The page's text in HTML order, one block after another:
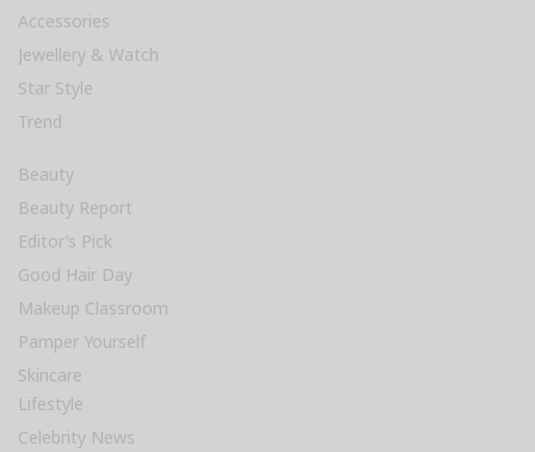
Accessories
Jewellery & Watch
Star Style
Trend
Beauty
Beauty Report
Editor’s Pick
Good Hair Day
Makeup Classroom
Pamper Yourself
Skincare
Lifestyle
Celebrity News